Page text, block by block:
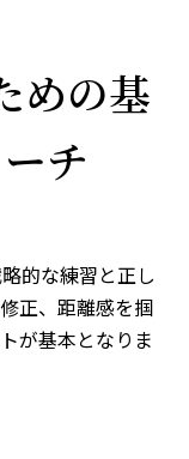
めの基
チ
的な練習と正し
正、距離感を掴
が基本となりま